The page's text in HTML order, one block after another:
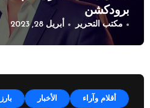
برودكشن
مكتب التحرير أبريل 28, 2023
أقلام وآراء الأخبار بارز